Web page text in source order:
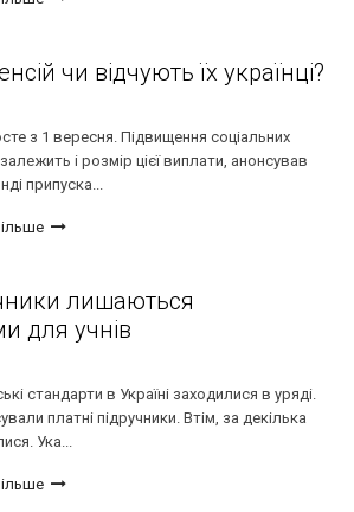
чи відчують їх українці?
з 1 вересня. Підвищення соціальних
і розмір цієї виплати, анонсував
припуска...
лишаються
для учнів
стандарти в Україні заходилися в уряді.
платні підручники. Втім, за декілька
Ука...